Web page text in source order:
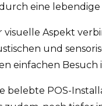
eine
visuelle Aspekt
und
einfachen Besuch
belebte POS-